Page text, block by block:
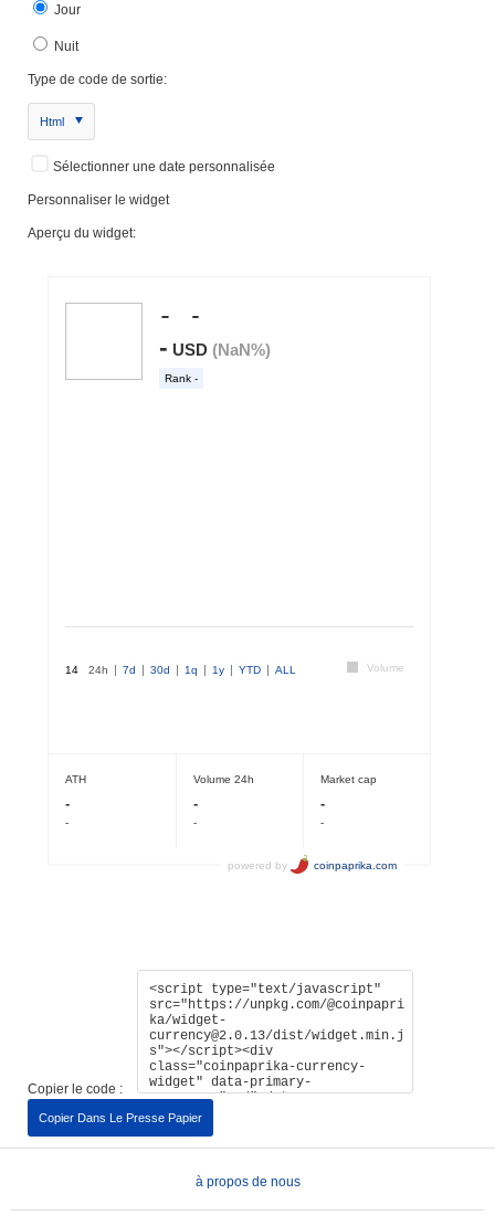
Jour
Nuit
Type de code de sortie:
Html
Sélectionner une date personnalisée
Personnaliser le widget
Aperçu du widget:
Copier le code :
Copier Dans Le Presse Papier
à propos de nous